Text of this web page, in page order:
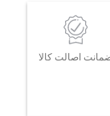
اصالت کالا